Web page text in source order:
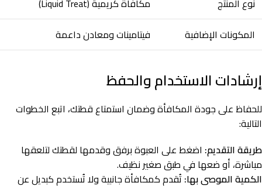
نوع المنتج
مكافأة كريمية (Liquid Treat)
المكونات الإضافية
فيتامينات ومعادن داعمة
إرشادات الاستخدام والحفظ
للحفاظ على جودة المكافأة وضمان استمتاع قطتك، اتبع الخطوات
التالية:
طريقة التقديم: اضغط على العبوة برفق وقدمها لقطتك لتلعقها
مباشرة، أو ضعها في طبق صغير نظيف.
الكمية الموصى بها: تُقدم كمكافأة جانبية ولا تُستخدم كبديل عن